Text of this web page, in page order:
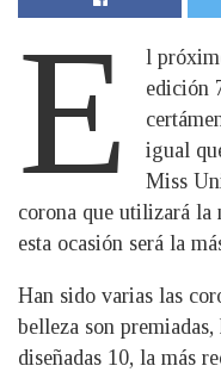
E
l
edición
igual
Miss
corona que utilizará la
esta ocasión será la
Han sido varias las
belleza son
diseñadas 10, la más